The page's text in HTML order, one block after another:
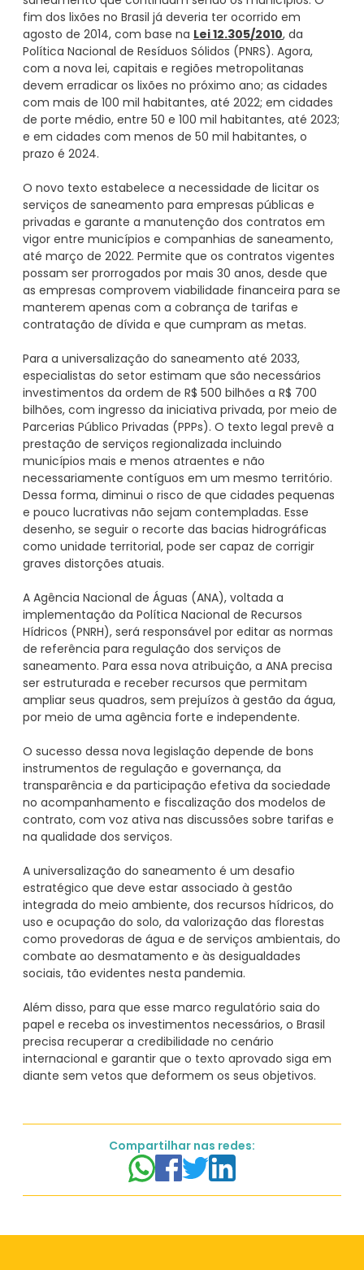
fim dos lixões no Brasil já deveria ter ocorrido em
agosto de 2014, com base na Lei 12.305/2010, da
Política Nacional de Resíduos Sólidos (PNRS). Agora,
com a nova lei, capitais e regiões metropolitanas
devem erradicar os lixões no próximo ano; as cidades
com mais de 100 mil habitantes, até 2022; em cidades
de porte médio, entre 50 e 100 mil habitantes, até 2023;
e em cidades com menos de 50 mil habitantes, o
prazo é 2024.
O novo texto estabelece a necessidade de licitar os
serviços de saneamento para empresas públicas e
privadas e garante a manutenção dos contratos em
vigor entre municípios e companhias de saneamento,
até março de 2022. Permite que os contratos vigentes
possam ser prorrogados por mais 30 anos, desde que
as empresas comprovem viabilidade financeira para se
manterem apenas com a cobrança de tarifas e
contratação de dívida e que cumpram as metas.
Para a universalização do saneamento até 2033,
especialistas do setor estimam que são necessários
investimentos da ordem de R$ 500 bilhões a R$ 700
bilhões, com ingresso da iniciativa privada, por meio de
Parcerias Público Privadas (PPPs). O texto legal prevê a
prestação de serviços regionalizada incluindo
municípios mais e menos atraentes e não
necessariamente contíguos em um mesmo território.
Dessa forma, diminui o risco de que cidades pequenas
e pouco lucrativas não sejam contempladas. Esse
desenho, se seguir o recorte das bacias hidrográficas
como unidade territorial, pode ser capaz de corrigir
graves distorções atuais.
A Agência Nacional de Águas (ANA), voltada a
implementação da Política Nacional de Recursos
Hídricos (PNRH), será responsável por editar as normas
de referência para regulação dos serviços de
saneamento. Para essa nova atribuição, a ANA precisa
ser estruturada e receber recursos que permitam
ampliar seus quadros, sem prejuízos à gestão da água,
por meio de uma agência forte e independente.
O sucesso dessa nova legislação depende de bons
instrumentos de regulação e governança, da
transparência e da participação efetiva da sociedade
no acompanhamento e fiscalização dos modelos de
contrato, com voz ativa nas discussões sobre tarifas e
na qualidade dos serviços.
A universalização do saneamento é um desafio
estratégico que deve estar associado à gestão
integrada do meio ambiente, dos recursos hídricos, do
uso e ocupação do solo, da valorização das florestas
como provedoras de água e de serviços ambientais, do
combate ao desmatamento e às desigualdades
sociais, tão evidentes nesta pandemia.
Além disso, para que esse marco regulatório saia do
papel e receba os investimentos necessários, o Brasil
precisa recuperar a credibilidade no cenário
internacional e garantir que o texto aprovado siga em
Compartilhar nas redes: